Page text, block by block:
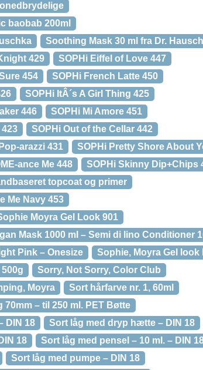
baobab 200ml
Soothing Mask 30 ml fra Dr.
429
SOPHi Eiffel of Love 447
454
SOPHi French Latte 450
SOPHi ItÂ´s A Girl Thing 425
446
SOPHi Mi Amore 451
SOPHi Out of the Cellar 442
arazzi 431
SOPHi Pretty Shore About
ance Me 448
SOPHi Skinny Dip+Chips
topcoat og primer
Me Navy 453
Moyra Gel Look 901
Mask 1000 ml – Semi di lino Conditioner
Pink – Onesize
Sophie, Moyra Gel look
Sorry, Not Sorry, Color Club
Moyra
Sort hårfarve nr. 1, 60ml
70mm – til 250 ml. PET Bøtte
DIN 18
Sort låg med dryp hætte – DIN 18
18
Sort låg med pensel – 10 ml. – DIN
Sort låg med pumpe – DIN 18